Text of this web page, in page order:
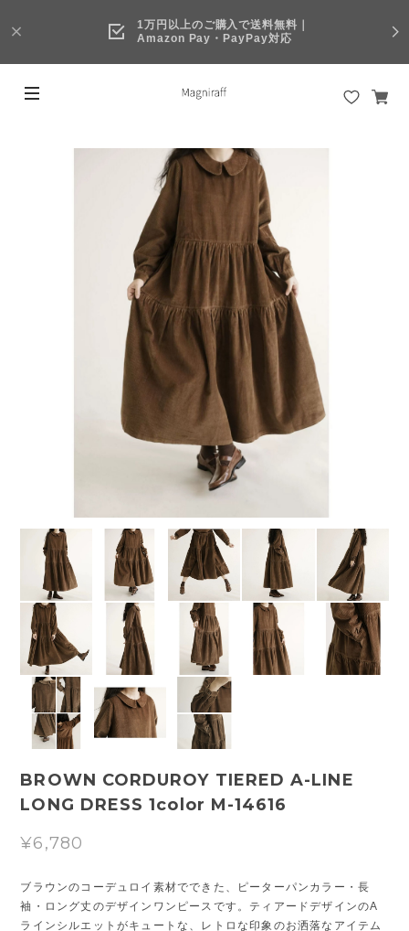
1万円以上のご購入で送料無料｜
Amazon Pay・PayPay対応
BROWN CORDUROY TIERED A-LINE
LONG DRESS 1color M-14616
¥6,780
ブラウンのコーデュロイ素材でできた、ピーターパンカラー・長
袖・ロング丈のデザインワンピースです。ティアードデザインのA
ラインシルエットがキュートな、レトロな印象のお洒落なアイテム